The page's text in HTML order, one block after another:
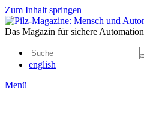
Zum Inhalt springen
Das Magazin für sichere Automation
english
Menü